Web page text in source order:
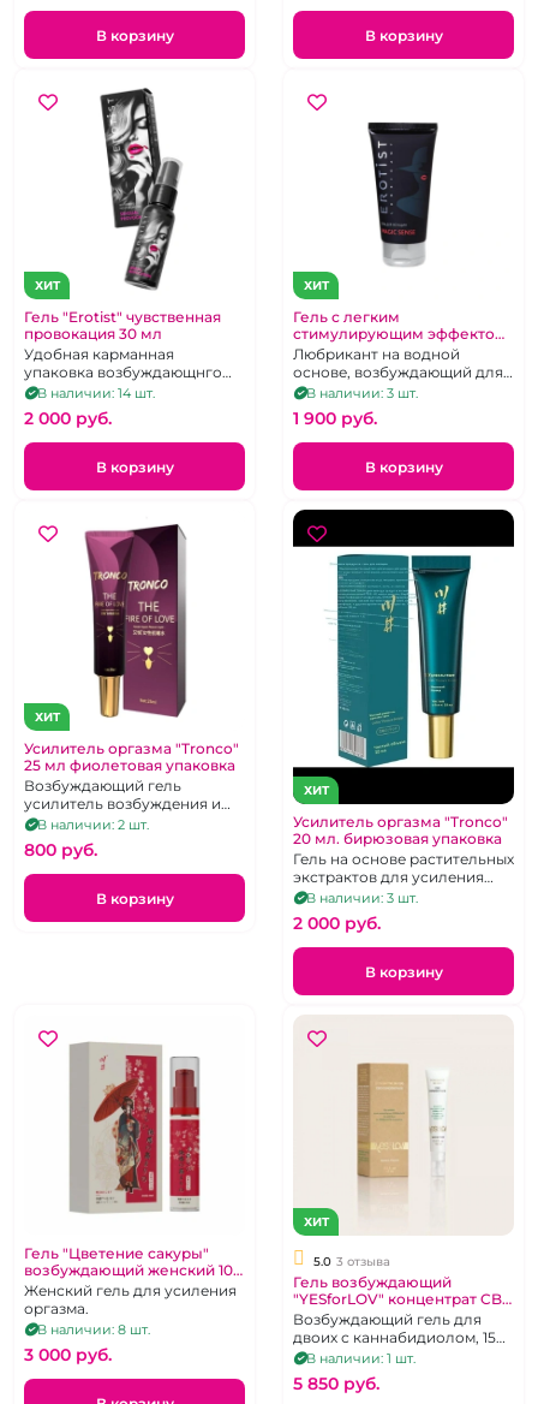
В корзину В корзину
ХИТ
Гель "Erotist" чувственная
провокация 30 мл
Удобная карманная
упаковка возбуждающнго
крема.Объем -30 мл.
В наличии: 14 шт.
2 000 pуб.
В корзину
ХИТ
Гель с легким
стимулирующим эффектом
"Erotist" Magic sense
Любрикант на водной
основе, возбуждающий для
женщин 50 мл
В наличии: 3 шт.
1 900 pуб.
В корзину
ХИТ
Усилитель оргазма "Tronco"
25 мл фиолетовая упаковка
Возбуждающий гель
усилитель возбуждения и
оргазма с эффектом сужения
влагалища.
В наличии: 2 шт.
800 pуб.
В корзину
ХИТ
Усилитель оргазма "Tronco"
20 мл. бирюзовая упаковка
Гель на основе растительных
экстрактов для усиления
оргазма
В наличии: 3 шт.
2 000 pуб.
В корзину
Гель "Цветение сакуры"
возбуждающий женский 10
мл
Женский гель для усиления
оргазма.
В наличии: 8 шт.
3 000 pуб.
ХИТ
5.0 3 отзыва
Гель возбуждающий
"YESforLOV" концентрат CBD
15 мл
Возбуждающий гель для
двоих с каннабидиолом, 15
млВ наличии: 1 шт.
5 850 pуб.